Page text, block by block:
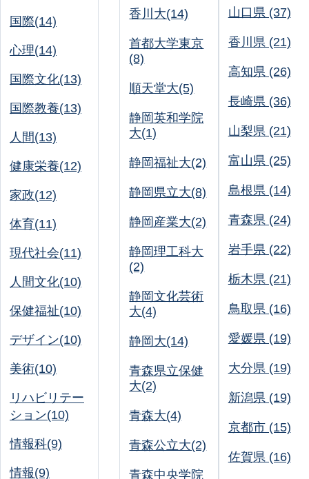
国際(14)
心理(14)
国際文化(13)
国際教養(13)
人間(13)
健康栄養(12)
家政(12)
体育(11)
現代社会(11)
人間文化(10)
保健福祉(10)
デザイン(10)
美術(10)
リハビリテー
ション(10)
情報科(9)
情報(9)
香川大(14)
首都大学東京
(8)
順天堂大(5)
静岡英和学院
大(1)
静岡福祉大(2)
静岡県立大(8)
静岡産業大(2)
静岡理工科大
(2)
静岡文化芸術
大(4)
静岡大(14)
青森県立保健
大(2)
青森大(4)
青森公立大(2)
青森中央学院
山口県 (37)
香川県 (21)
高知県 (26)
長崎県 (36)
山梨県 (21)
富山県 (25)
島根県 (14)
青森県 (24)
岩手県 (22)
栃木県 (21)
鳥取県 (16)
愛媛県 (19)
大分県 (19)
新潟県 (19)
京都市 (15)
佐賀県 (16)